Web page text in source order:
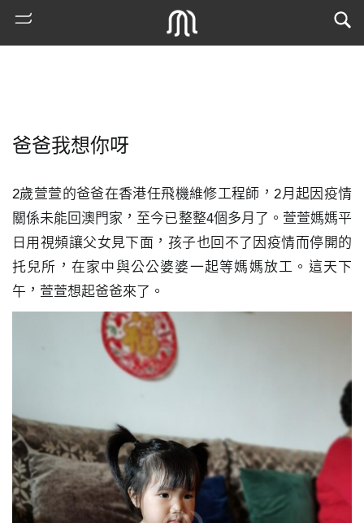
門
索
媽
閣
寺
廟
爸爸我想你呀
2歲萱萱的爸爸在香港任飛機維修工程師，2月起因疫情
關係未能回澳門家，至今已整整4個多月了。萱萱媽媽平
日用視頻讓父女見下面，孩子也回不了因疫情而停開的
托兒所，在家中與公公婆婆一起等媽媽放工。這天下
午，萱萱想起爸爸來了。